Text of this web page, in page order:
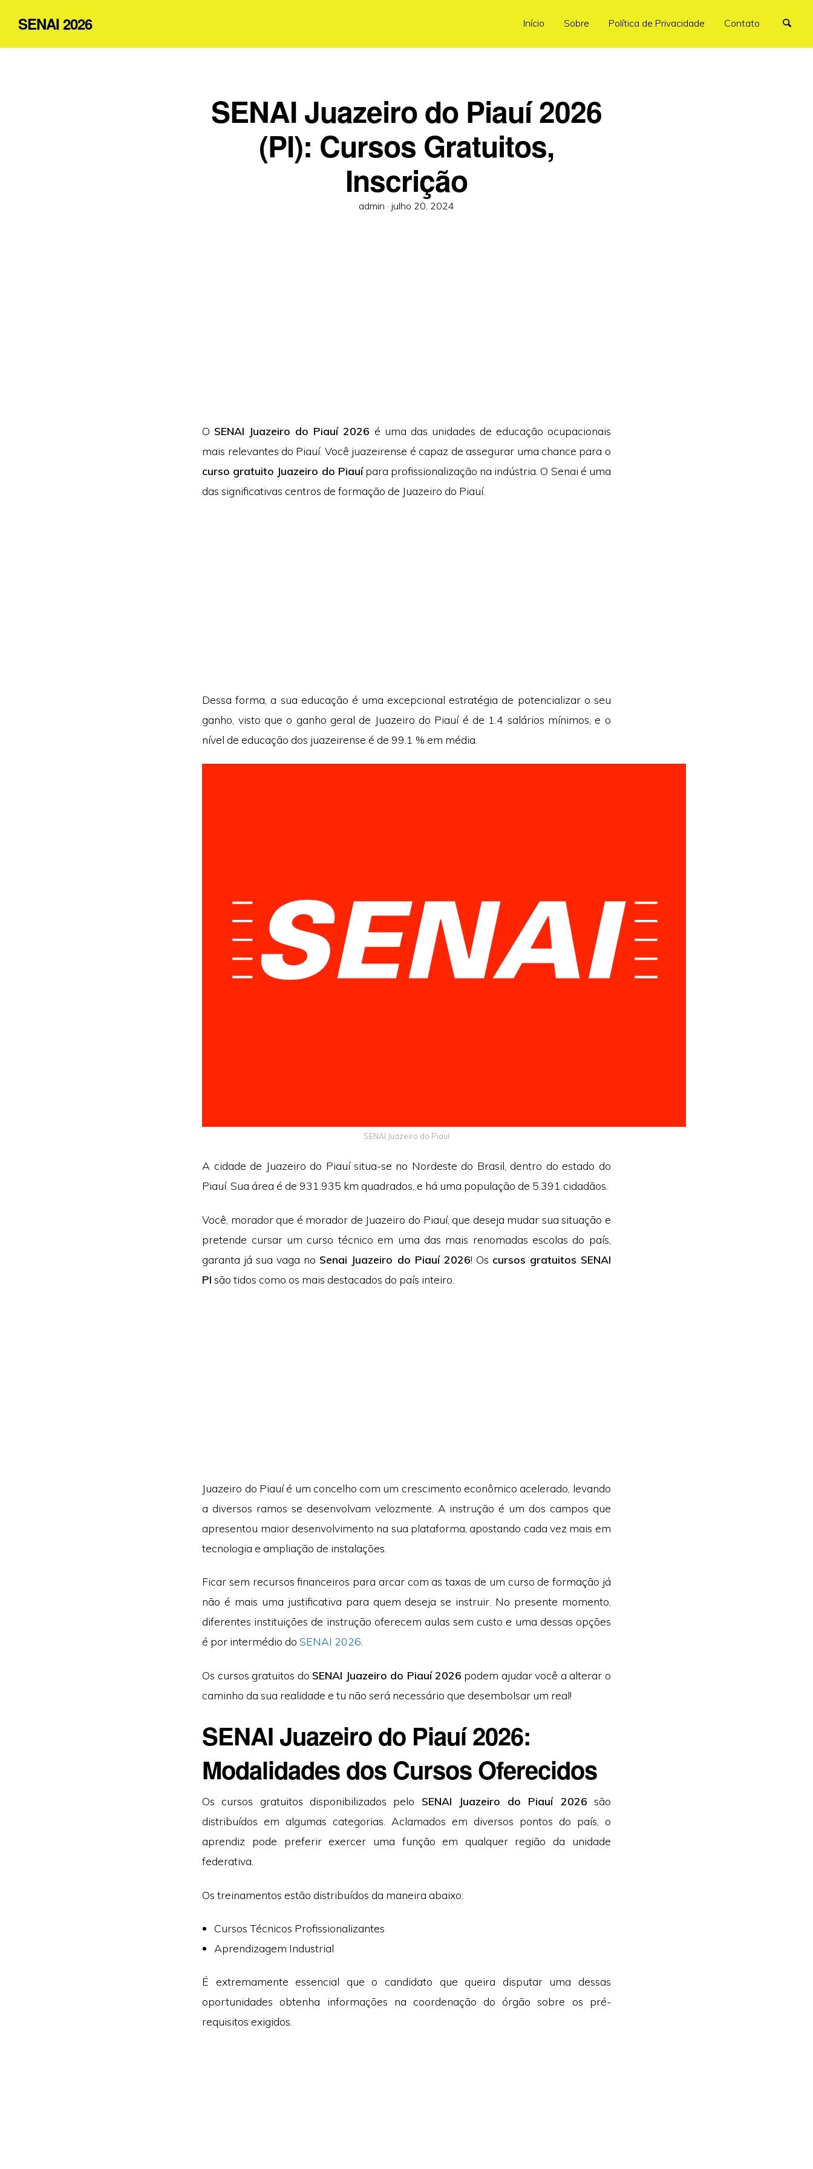
SENAI 2026 Início Sobre Política de Privacidade Contato
SENAI Juazeiro do Piauí 2026
(PI): Cursos Gratuitos,
Inscrição
admin · Posted
julho 20, 2024
O SENAI Juazeiro do Piauí 2026 é uma das unidades de educação ocupacionais
mais relevantes do Piauí. Você juazeirense é capaz de assegurar uma chance para o
curso gratuito Juazeiro do Piauípara profissionalização na indústria. O Senai é uma
das significativas centros de formação de Juazeiro do Piauí.
Dessa forma, a sua educação é uma excepcional estratégia de potencializar o seu
ganho, visto que o ganho geral de Juazeiro do Piauí é de 1.4 salários mínimos, e o
nível de educação dos juazeirense é de 99.1 % em média.
SENAI Juazeiro do Piauí
A cidade de Juazeiro do Piauí situa-se no Nordeste do Brasil, dentro do estado do
Piauí. Sua área é de 931.935 km quadrados, e há uma população de 5.391 cidadãos.
Você, morador que é morador de Juazeiro do Piauí, que deseja mudar sua situação e
pretende cursar um curso técnico em uma das mais renomadas escolas do país,
garanta já sua vaga no Senai Juazeiro do Piauí 2026! Os cursos gratuitos SENAI
PI são tidos como os mais destacados do país inteiro.
Juazeiro do Piauí é um concelho com um crescimento econômico acelerado, levando
a diversos ramos se desenvolvam velozmente. A instrução é um dos campos que
apresentou maior desenvolvimento na sua plataforma, apostando cada vez mais em
tecnologia e ampliação de instalações.
Ficar sem recursos financeiros para arcar com as taxas de um curso de formação já
não é mais uma justificativa para quem deseja se instruir. No presente momento,
diferentes instituições de instrução oferecem aulas sem custo e uma dessas opções
é por intermédio doSENAI 2026
Os cursos gratuitos do SENAI Juazeiro do Piauí 2026 podem ajudar você a alterar o
caminho da sua realidade e tu não será necessário que desembolsar um real!
SENAI Juazeiro do Piauí 2026:
Modalidades dos Cursos Oferecidos
Os cursos gratuitos disponibilizados pelo SENAI Juazeiro do Piauí 2026 são
distribuídos em algumas categorias. Aclamados em diversos pontos do país, o
aprendiz pode preferir exercer uma função em qualquer região da unidade
federativa.
Os treinamentos estão distribuídos da maneira abaixo:
Cursos Técnicos Profissionalizantes
Aprendizagem Industrial
É extremamente essencial que o candidato que queira disputar uma dessas
oportunidades obtenha informações na coordenação do órgão sobre os pré-
requisitos exigidos.